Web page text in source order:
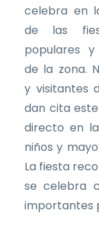
celebra en
de las
populares y
de la zona.
y visitantes
dan cita
directo en
niños y
La fiesta
se celebra
importantes